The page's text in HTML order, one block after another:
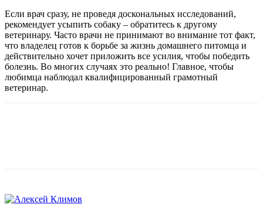
Если врач сразу, не проведя доскональных исследований,
рекомендует усыпить собаку – обратитесь к другому
ветеринару. Часто врачи не принимают во внимание тот факт,
что владелец готов к борьбе за жизнь домашнего питомца и
действительно хочет приложить все усилия, чтобы победить
болезнь. Во многих случаях это реально! Главное, чтобы
любимца наблюдал квалифицированный грамотный
ветеринар.